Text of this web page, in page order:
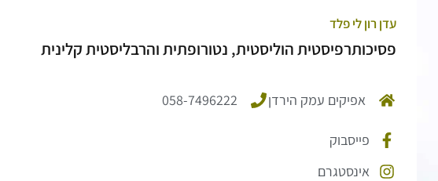
עדן רון לי פלד
פסיכותרפיסטית הוליסטית, נטורופתית והרבליסטית קלינית
אפיקים עמק הירדן 058-7496222
פייסבוק
אינסטגרם